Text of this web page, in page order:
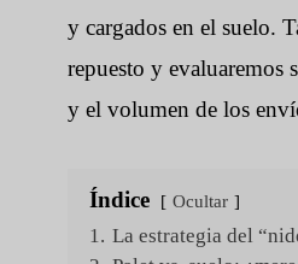
y cargados en el suelo.
repuesto y evaluaremos
y el volumen de los
Índice Ocultar
1. La estrategia del